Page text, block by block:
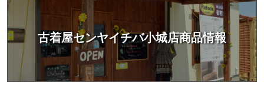
古着屋センヤイチバ小城店商品情報